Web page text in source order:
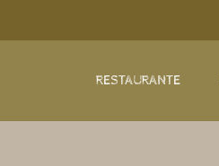
RESTAURANTE